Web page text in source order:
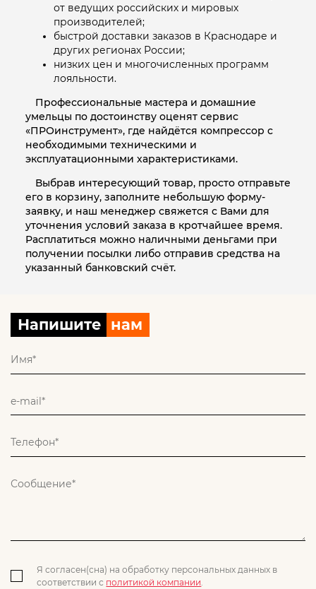
от ведущих российских и мировых
производителей;
быстрой доставки заказов в Краснодаре и
других регионах России;
низких цен и многочисленных программ
лояльности.
Профессиональные мастера и домашние
умельцы по достоинству оценят сервис
«ПРОинструмент», где найдётся компрессор с
необходимыми техническими и
эксплуатационными характеристиками.
Выбрав интересующий товар, просто отправьте
его в корзину, заполните небольшую форму-
заявку, и наш менеджер свяжется с Вами для
уточнения условий заказа в кротчайшее время.
Расплатиться можно наличными деньгами при
получении посылки либо отправив средства на
указанный банковский счёт.
Напишите нам
Я согласен(сна) на обработку персональных данных в
соответствии с политикой компании